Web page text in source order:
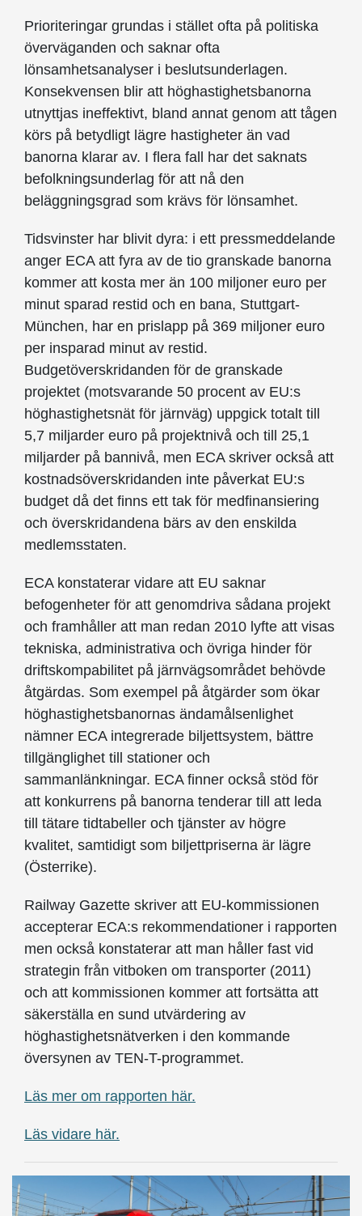
Prioriteringar grundas i stället ofta på politiska
överväganden och saknar ofta
lönsamhetsanalyser i beslutsunderlagen.
Konsekvensen blir att höghastighetsbanorna
utnyttjas ineffektivt, bland annat genom att tågen
körs på betydligt lägre hastigheter än vad
banorna klarar av. I flera fall har det saknats
befolkningsunderlag för att nå den
beläggningsgrad som krävs för lönsamhet.
Tidsvinster har blivit dyra: i ett pressmeddelande
anger ECA att fyra av de tio granskade banorna
kommer att kosta mer än 100 miljoner euro per
minut sparad restid och en bana, Stuttgart-
München, har en prislapp på 369 miljoner euro
per insparad minut av restid.
Budgetöverskridanden för de granskade
projektet (motsvarande 50 procent av EU:s
höghastighetsnät för järnväg) uppgick totalt till
5,7 miljarder euro på projektnivå och till 25,1
miljarder på bannivå, men ECA skriver också att
kostnadsöverskridanden inte påverkat EU:s
budget då det finns ett tak för medfinansiering
och överskridandena bärs av den enskilda
medlemsstaten.
ECA konstaterar vidare att EU saknar
befogenheter för att genomdriva sådana projekt
och framhåller att man redan 2010 lyfte att visas
tekniska, administrativa och övriga hinder för
driftskompabilitet på järnvägsområdet behövde
åtgärdas. Som exempel på åtgärder som ökar
höghastighetsbanornas ändamålsenlighet
nämner ECA integrerade biljettsystem, bättre
tillgänglighet till stationer och
sammanlänkningar. ECA finner också stöd för
att konkurrens på banorna tenderar till att leda
till tätare tidtabeller och tjänster av högre
kvalitet, samtidigt som biljettpriserna är lägre
(Österrike).
Railway Gazette skriver att EU-kommissionen
accepterar ECA:s rekommendationer i rapporten
men också konstaterar att man håller fast vid
strategin från vitboken om transporter (2011)
och att kommissionen kommer att fortsätta att
säkerställa en sund utvärdering av
höghastighetsnätverken i den kommande
översynen av TEN-T-programmet.
Läs mer om rapporten här.
Läs vidare här.